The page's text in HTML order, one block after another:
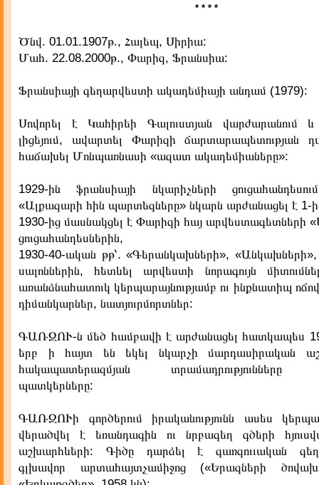
* * * *
Ծնվ. 01.01.1907թ., Հալեպ, Սիրիա:
Մահ. 22.08.2000թ., Փարիզ, Ֆրանսիա:
Ֆրանսիայի գեղարվեստի ակադեմիայի անդամ (1979):
Սովորել է Կահիրեի Գալուստյան վարժարանում
լիցեյում, ավարտել Փարիզի ճարտարապետության
հաճախել Մոնպառնասի «ազատ ակադեմիաները»:
1929-ին ֆրանսիայի նկարիչների
«Ալքազարի հին պարտեզները» նկարն արժանացել է 1-
1930-ից մասնակցել է Փարիզի հայ արվեստագետների
ցուցահանդեսներին,
1930-40-ական թթ՝. «Գերանկախների», «Անկախների»,
սալոններին, հետևել արվեստի նորագույն
առանձնահատուկ կերպարայնությամբ ու ինքնատիպ
դիմանկարներ, նատյուրմորտներ:
ԳԱՌԶՈՒ-ն մեծ համբավի է արժանացել հատկապես
երբ ի հայտ են եկել նկարչի մարդասիրական
հակապատերազմյան տրամադրությունները
պատկերները:
ԳԱՌԶՈՒի գործերում իրականությունն ասես
վերածվել է եռանդագին ու նրբագեղ գծերի
աշխարհևերի: Գիծը դարձել է գառզոււական
գլխավոր արտահայտչամիջոց («Երազների